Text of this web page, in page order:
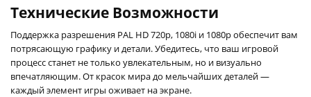
Технические Возможности
Поддержка разрешения PAL HD 720p, 1080i и 1080p обеспечит вам
потрясающую графику и детали. Убедитесь, что ваш игровой
процесс станет не только увлекательным, но и визуально
впечатляющим. От красок мира до мельчайших деталей —
каждый элемент игры оживает на экране.